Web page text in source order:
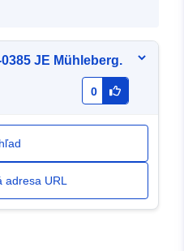
JE Mühleberg.
0
adresa URL